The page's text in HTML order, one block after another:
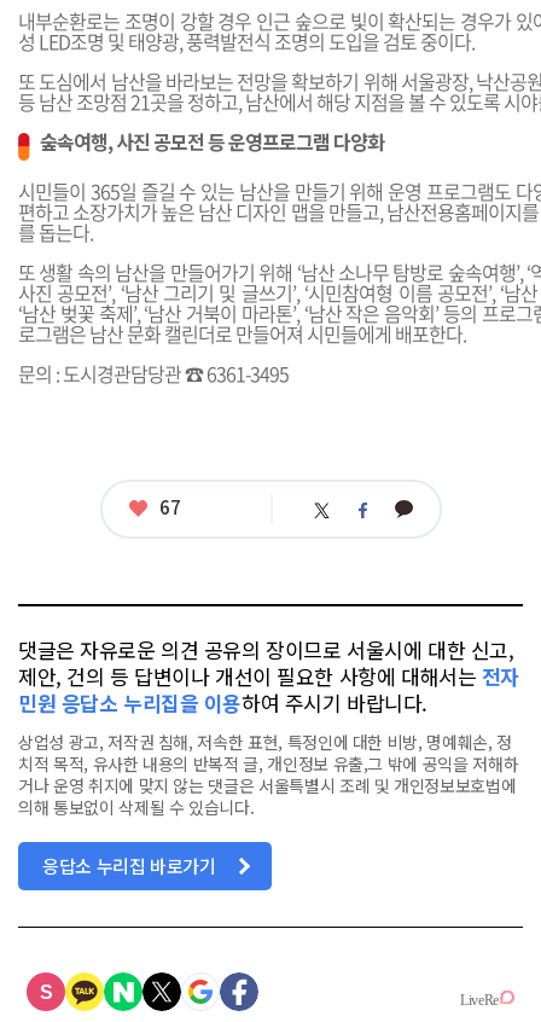
내부순환로는 조명이 강할 경우 인근 숲으로 빛이 확산되는 경우가
성 LED조명 및 태양광, 풍력발전식 조명의 도입을 검토 중이다.
또 도심에서 남산을 바라보는 전망을 확보하기 위해 서울광장, 낙산공
등 남산 조망점 21곳을 정하고, 남산에서 해당 지점을 볼 수 있도록 시
숲속여행, 사진 공모전 등 운영프로그램 다양화
시민들이 365일 즐길 수 있는 남산을 만들기 위해 운영 프로그램도 다
편하고 소장가치가 높은 남산 디자인 맵을 만들고, 남산전용홈페이지
를 돕는다.
또 생활 속의 남산을 만들어가기 위해 ‘남산 소나무 탐방로 숲속여행’, ‘
사진 공모전’, ‘남산 그리기 및 글쓰기’, ‘시민참여형 이름 공모전’, ‘남
‘남산 벚꽃 축제’, ‘남산 거북이 마라톤’, ‘남산 작은 음악회’ 등의 프로
로그램은 남산 문화 캘린더로 만들어져 시민들에게 배포한다.
문의 : 도시경관담당관 ☎ 6361-3495
좋
67 트 페 카
댓글은 자유로운 의견 공유의 장이므로 서울시에 대한 신고,
제안, 건의 등 답변이나 개선이 필요한 사항에 대해서는 전자
민원 응답소 누리집을 이용하여 주시기 바랍니다.
상업성 광고, 저작권 침해, 저속한 표현, 특정인에 대한 비방, 명예훼손, 정
치적 목적, 유사한 내용의 반복적 글, 개인정보 유출,그 밖에 공익을 저해하
거나 운영 취지에 맞지 않는 댓글은 서울특별시 조례 및 개인정보보호법에
의해 통보없이 삭제될 수 있습니다.
응답소 누리집 바로가기